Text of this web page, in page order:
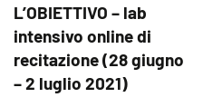
L’OBIETTIVO – lab
intensivo online di
recitazione (28 giugno
– 2 luglio 2021)